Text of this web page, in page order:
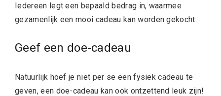
Iedereen legt een bepaald bedrag in, waarmee
gezamenlijk een mooi cadeau kan worden gekocht.
Geef een doe-cadeau
Natuurlijk hoef je niet per se een fysiek cadeau te
geven, een doe-cadeau kan ook ontzettend leuk zijn!